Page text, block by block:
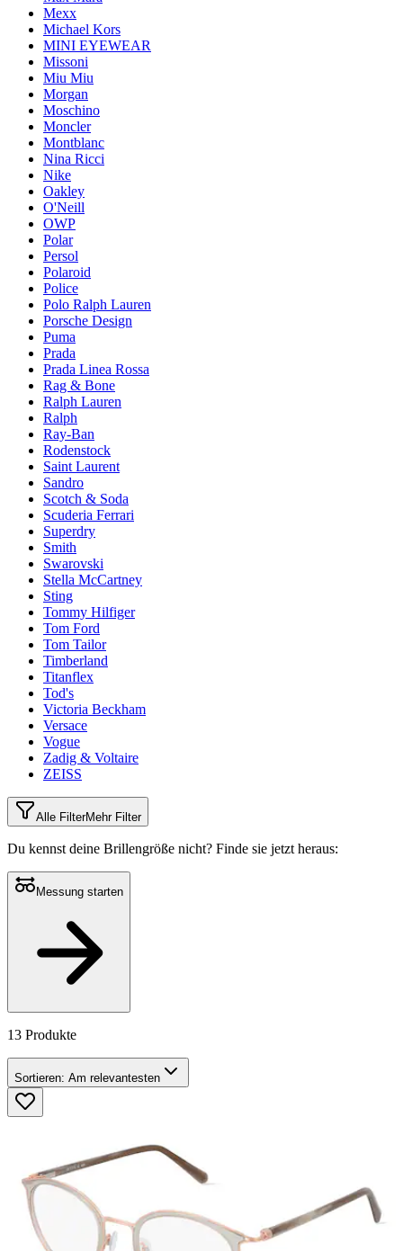
Mexx
Michael Kors
MINI EYEWEAR
Missoni
Miu Miu
Morgan
Moschino
Moncler
Montblanc
Nina Ricci
Nike
Oakley
O'Neill
OWP
Polar
Persol
Polaroid
Police
Polo Ralph Lauren
Porsche Design
Puma
Prada
Prada Linea Rossa
Rag & Bone
Ralph Lauren
Ralph
Ray-Ban
Rodenstock
Saint Laurent
Sandro
Scotch & Soda
Scuderia Ferrari
Superdry
Smith
Swarovski
Stella McCartney
Sting
Tommy Hilfiger
Tom Ford
Tom Tailor
Timberland
Titanflex
Tod's
Victoria Beckham
Versace
Vogue
Zadig & Voltaire
ZEISS
Alle FilterMehr Filter
Du kennst deine Brillengröße nicht? Finde sie jetzt heraus:
Messung starten
13 Produkte
Sortieren: Am relevantesten